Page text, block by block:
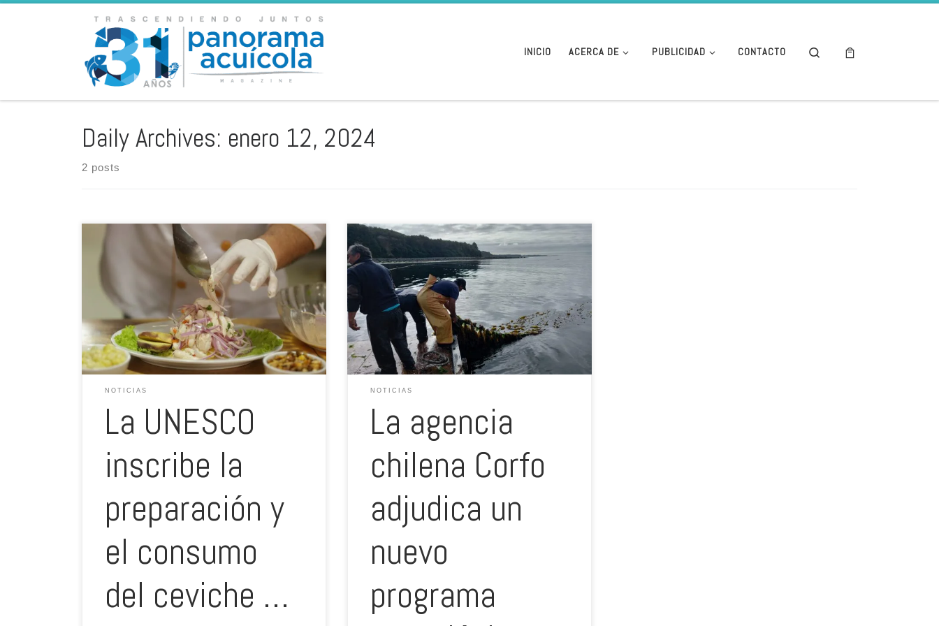
INICIO ACERCA DE PUBLICIDAD CONTACTO Search
Daily Archives: enero 12, 2024
2 posts
El Comité Intergubernamental de Salvaguardia del
Patrimonio Cultural Inmaterial, reunido en Kasane,
República de Botsuana, en el pasado mes de diciembre,
inscribió las prácticas y significados asociados a la
preparación y consumo del ceviche, expresión de la
cocina tradicional de Perú, en la Lista Representativa del
Patrimonio Cultural Inmaterial de […]
NOTICIAS
La UNESCO
inscribe la
preparación y
el consumo
del ceviche …
En Puerto Montt, Chile, se lanzó hace pocos días el
nuevo Programa Tecnológico (PTEC), adjudicado por la
Corporación de Fomento de la Producción (Corfo) en la
Región de Los Lagos para avanzar hacia la
sustentabilidad y diversificación acuícola nacional. Se
trata de la iniciativa “Innovación para el cultivo
regenerativo de […]
NOTICIAS
La agencia
chilena Corfo
adjudica un
nuevo
programa